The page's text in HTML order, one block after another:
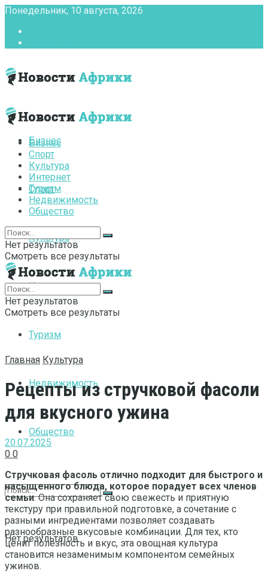
Понедельник, 10 августа, 2026
Бизнес
Спорт
Культура
Интернет
Туризм
Недвижимость
Общество
Нет результатов
Бизнес
Спорт
Культура
Интернет
Туризм
Недвижимость
Общество
Нет результатов
Смотреть все результаты
Нет результатов
Смотреть все результаты
Главная Культура
Рецепты из стручковой фасоли
для вкусного ужина
20.07.2025
0 0
Стручковая фасоль отлично подходит для быстрого и
насыщенного блюда, которое порадует всех членов
семьи. Она сохраняет свою свежесть и приятную
текстуру при правильной подготовке, а сочетание с
разными ингредиентами позволяет создавать
разнообразные вкусовые комбинации. Для тех, кто
ценит полезность и вкус, эта овощная культура
становится незаменимым компонентом семейных
ужинов.